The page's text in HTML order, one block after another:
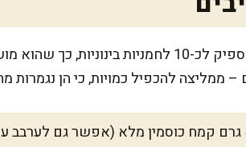
ממליצה להכפיל כמויות, כי הן נגמרות